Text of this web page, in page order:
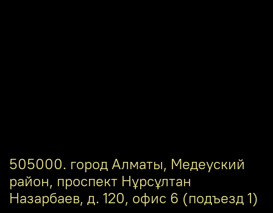
505000. город Алматы, Медеуский
район, проспект Нұрсұлтан
Назарбаев, д. 120, офис 6 (подъезд 1)